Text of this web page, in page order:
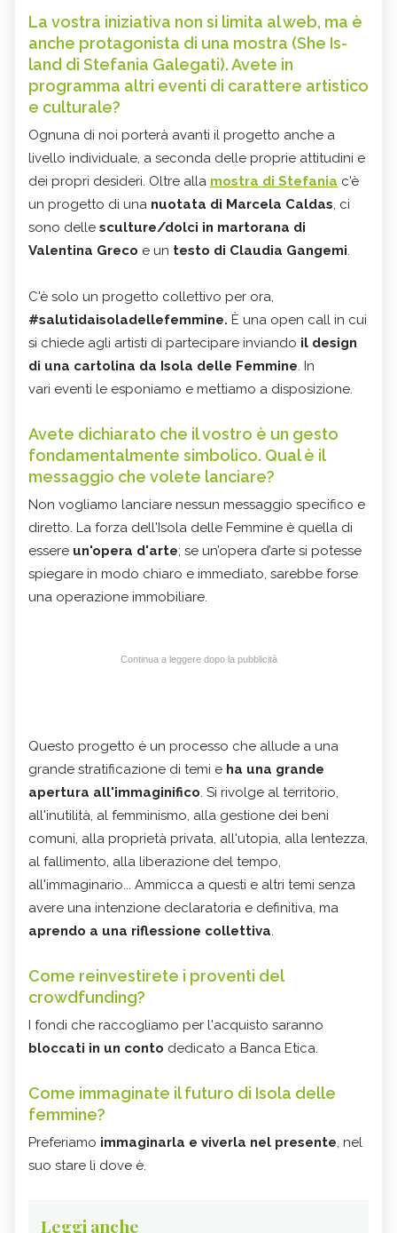
La vostra iniziativa non si limita al web, ma è
anche protagonista di una mostra (She Is-
land di Stefania Galegati). Avete in
programma altri eventi di carattere artistico
e culturale?
Ognuna di noi porterà avanti il progetto anche a
livello individuale, a seconda delle proprie attitudini e
dei propri desideri. Oltre alla mostra di Stefania c'è
un progetto di una nuotata di Marcela Caldas, ci
sono delle sculture/dolci in martorana di
Valentina Greco e un testo di Claudia Gangemi.
C'è solo un progetto collettivo per ora,
#salutidaisoladellefemmine. È una open call in cui
si chiede agli artisti di partecipare inviando il design
di una cartolina da Isola delle Femmine. In
vari eventi le esponiamo e mettiamo a disposizione.
Avete dichiarato che il vostro è un gesto
fondamentalmente simbolico. Qual è il
messaggio che volete lanciare?
Non vogliamo lanciare nessun messaggio specifico e
diretto. La forza dell'Isola delle Femmine è quella di
essere un'opera d'arte; se un’opera d’arte si potesse
spiegare in modo chiaro e immediato, sarebbe forse
una operazione immobiliare.
Continua a leggere dopo la pubblicità
Questo progetto è un processo che allude a una
grande stratificazione di temi e ha una grande
apertura all'immaginifico. Si rivolge al territorio,
all'inutilità, al femminismo, alla gestione dei beni
comuni, alla proprietà privata, all'utopia, alla lentezza,
al fallimento, alla liberazione del tempo,
all'immaginario... Ammicca a questi e altri temi senza
avere una intenzione declaratoria e definitiva, ma
aprendo a una riflessione collettiva.
Come reinvestirete i proventi del
crowdfunding?
I fondi che raccogliamo per l'acquisto saranno
bloccati in un conto dedicato a Banca Etica.
Come immaginate il futuro di Isola delle
femmine?
Preferiamo immaginarla e viverla nel presente, nel
suo stare lì dove è.
Leggi anche